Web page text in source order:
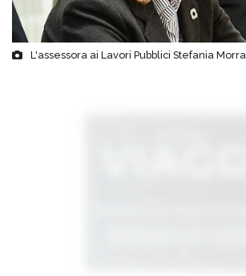
L'assessora ai Lavori Pubblici Stefania Morra